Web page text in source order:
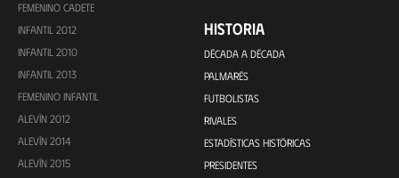
FEMENINO CADETE
INFANTIL 2012
INFANTIL 2010
INFANTIL 2013
FEMENINO INFANTIL
ALEVÍN 2012
ALEVÍN 2014
ALEVÍN 2015
HISTORIA
DÉCADA A DÉCADA
PALMARÉS
FUTBOLISTAS
RIVALES
ESTADÍSTICAS HISTÓRICAS
PRESIDENTES